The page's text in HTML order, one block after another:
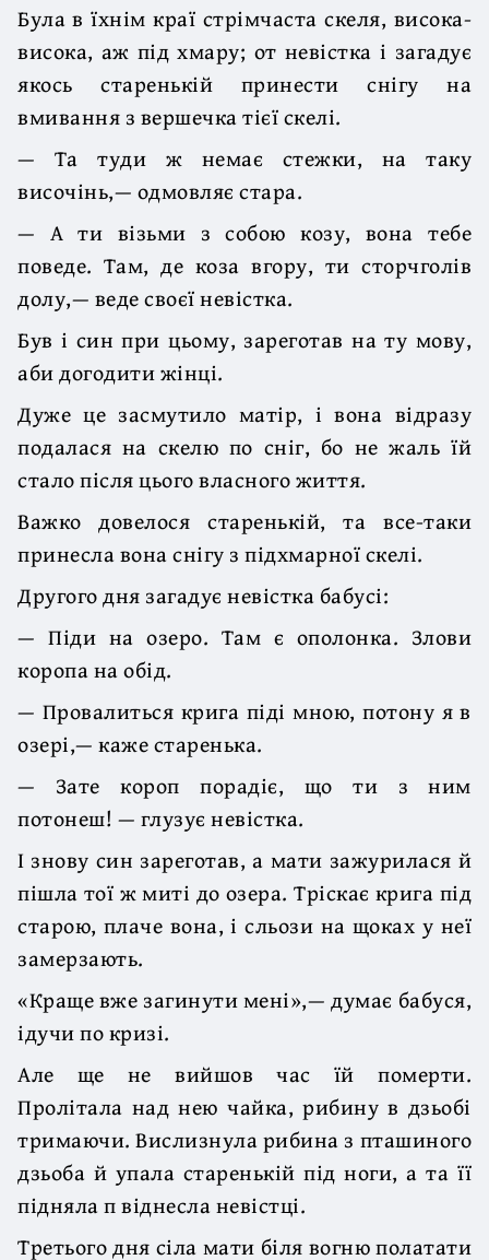
Була в їхнім краї стрімчаста скеля, висока-
висока, аж під хмару; от невістка і загадує
якось старенькій принести снігу на
вмивання з вершечка тієї скелі.
— Та туди ж немає стежки, на таку
височінь,— одмовляє стара.
— А ти візьми з собою козу, вона тебе
поведе. Там, де коза вгору, ти сторчголів
долу,— веде своєї невістка.
Був і син при цьому, зареготав на ту мову,
аби догодити жінці.
Дуже це засмутило матір, і вона відразу
подалася на скелю по сніг, бо не жаль їй
стало після цього власного життя.
Важко довелося старенькій, та все-таки
принесла вона снігу з підхмарної скелі.
Другого дня загадує невістка бабусі:
— Піди на озеро. Там є ополонка. Злови
коропа на обід.
— Провалиться крига піді мною, потону я в
озері,— каже старенька.
— Зате короп порадіє, що ти з ним
потонеш! — глузує невістка.
І знову син зареготав, а мати зажурилася й
пішла тої ж миті до озера. Тріскає крига під
старою, плаче вона, і сльози на щоках у неї
замерзають.
«Краще вже загинути мені»,— думає бабуся,
ідучи по кризі.
Але ще не вийшов час їй померти.
Пролітала над нею чайка, рибину в дзьобі
тримаючи. Вислизнула рибина з пташиного
дзьоба й упала старенькій під ноги, а та її
підняла п віднесла невістці.
Третього дня сіла мати біля вогню полатати